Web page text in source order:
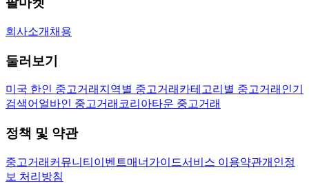
회사소개 채용
둘러보기
미국 한인 중고거래 지역별 중고거래 카테고리별 중고거래 인기
검색어 얼바인 중고거래 코리아타운 중고거래
정책 및 약관
중고거래 커뮤니티 이벤트매너가이드서비스 이용약관개인정
보 처리방침